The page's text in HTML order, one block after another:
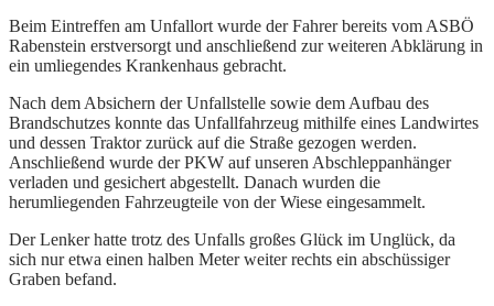
Beim Eintreffen am Unfallort wurde der Fahrer bereits vom ASBÖ
Rabenstein erstversorgt und anschließend zur weiteren Abklärung in
ein umliegendes Krankenhaus gebracht.
Nach dem Absichern der Unfallstelle sowie dem Aufbau des
Brandschutzes konnte das Unfallfahrzeug mithilfe eines Landwirtes
und dessen Traktor zurück auf die Straße gezogen werden.
Anschließend wurde der PKW auf unseren Abschleppanhänger
verladen und gesichert abgestellt. Danach wurden die
herumliegenden Fahrzeugteile von der Wiese eingesammelt.
Der Lenker hatte trotz des Unfalls großes Glück im Unglück, da
sich nur etwa einen halben Meter weiter rechts ein abschüssiger
Graben befand.